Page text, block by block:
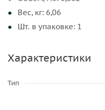
Вес, кг: 6,06
Шт. в упаковке: 1
Характеристики
Тип